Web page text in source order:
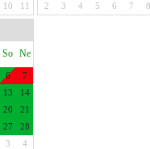
10 11
2
3 4 5 6 7 8
So Ne
6
7
13
14
20
21
27
28
3
4